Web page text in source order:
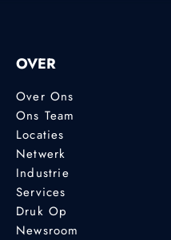
OVER
Over Ons
Ons Team
Locaties
Netwerk
Industrie
Services
Druk Op
Newsroom